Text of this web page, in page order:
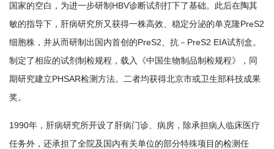
国家的空白，为进一步研制HBV诊断试剂打下了基础。此后在陶其
敏的指导下，肝病研究所又获得一株高效、稳定分泌的单克隆PreS2
细胞株，并从而研制出国内首创的PreS2、抗－PreS2 EIA试剂盒。
制定了相应的试剂制检规程，载入《中国生物制品制检规程》，同
期研究建立PHSAR检测方法。二者均获得北京市或卫生部科技成果
奖。
1990年，肝病研究所开设了肝病门诊、病房，除承担病人临床医疗
任务外，还承担了全院及国内有关单位的部分特殊项目的检测任